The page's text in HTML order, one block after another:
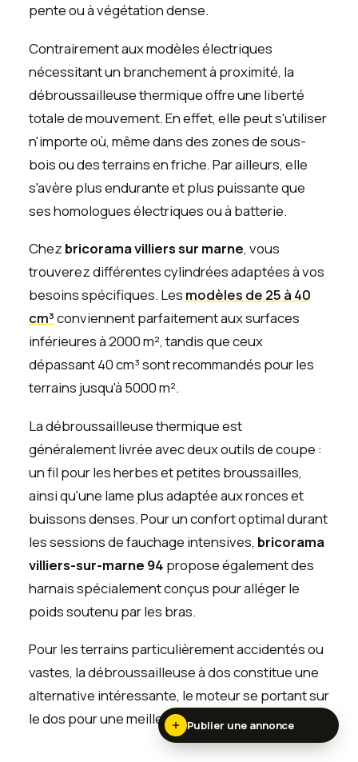
pente ou à végétation dense.
Contrairement aux modèles électriques
nécessitant un branchement à proximité, la
débroussailleuse thermique offre une liberté
totale de mouvement. En effet, elle peut s'utiliser
n'importe où, même dans des zones de sous-
bois ou des terrains en friche. Par ailleurs, elle
s'avère plus endurante et plus puissante que
ses homologues électriques ou à batterie.
Chez bricorama villiers sur marne, vous
trouverez différentes cylindrées adaptées à vos
besoins spécifiques. Les modèles de 25 à 40
cm³conviennent parfaitement aux surfaces
inférieures à 2000 m², tandis que ceux
dépassant 40 cm³ sont recommandés pour les
terrains jusqu'à 5000 m².
La débroussailleuse thermique est
généralement livrée avec deux outils de coupe :
un fil pour les herbes et petites broussailles,
ainsi qu'une lame plus adaptée aux ronces et
buissons denses. Pour un confort optimal durant
les sessions de fauchage intensives, bricorama
villiers-sur-marne 94 propose également des
harnais spécialement conçus pour alléger le
poids soutenu par les bras.
Pour les terrains particulièrement accidentés ou
vastes, la débroussailleuse à dos constitue une
alternative intéressante, le moteur se portant sur
le dos pour une meilleure maniabilité.
Publier une annonce